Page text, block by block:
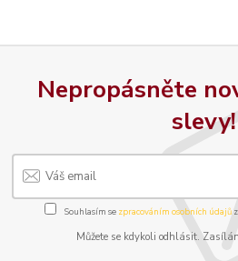
Nepropásněte
slevy!
Souhlasím se zpracováním osobních údajů
Můžete se kdykoli odhlásit.